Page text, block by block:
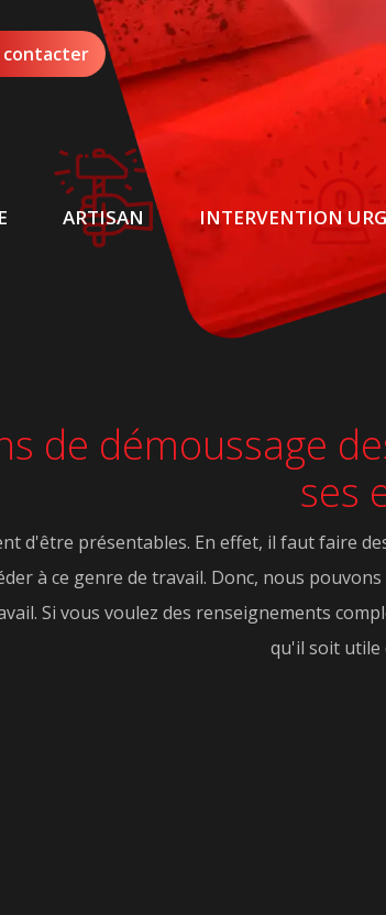
contacter
ARTISAN INTERVENTION
de démoussage
ses
d'être présentables. En effet, il faut faire
à ce genre de travail. Donc, nous
Si vous voulez des renseignements
qu'il soit utile